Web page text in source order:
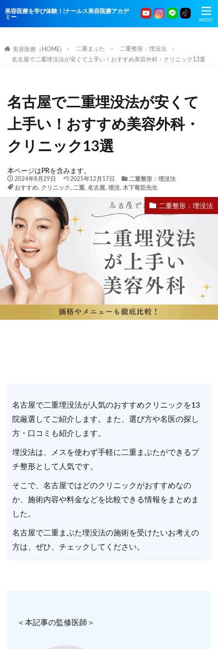
美容医療を学び体験！|ナールス美容医療アカデ
ミー
美容医療（HOME) 二重まぶた
二重整形：埋没法
名古屋で二重埋没法が安くて上手い！おすすめ美容外科・クリニック13選
名古屋で二重埋没法が安くて
上手い！おすすめ美容外科・
クリニック13選
本ページはPRを含みます。
2024年8月29日 2025年12月17日
二重整形：埋没法
おすすめ, クリニック, 二重, 名古屋, 埋没, 木下竜臣先生
二重整形：埋没法
名古屋で二重埋没法が人気のおすすめクリニックを13
院厳選してご紹介します。また、選び方や名医の探し
方・口コミも紹介します。
埋没法は、メスを使わず手軽に二重まぶたができるプ
チ整形として人気です。
そこで、名古屋ではどのクリニックがおすすめなの
か、施術内容や料金などを比較できる情報をまとめま
した。
名古屋で二重まぶた埋没法の施術を受けたいお考えの
方は、ぜひ、チェックしてください。
＜本記事の監修医師＞